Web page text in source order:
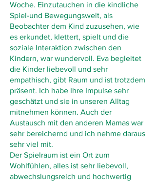
Woche. Einzutauchen in die kindliche
Spiel-und Bewegungswelt, als
Beobachter dem Kind zuzusehen, wie
es erkundet, klettert, spielt und die
soziale Interaktion zwischen den
Kindern, war wundervoll. Eva begleitet
die Kinder liebevoll und sehr
empathisch, gibt Raum und ist trotzdem
präsent. Ich habe Ihre Impulse sehr
geschätzt und sie in unseren Alltag
mitnehmen können. Auch der
Austausch mit den anderen Mamas war
sehr bereichernd und ich nehme daraus
sehr viel mit.
Der Spielraum ist ein Ort zum
Wohlfühlen, alles ist sehr liebevoll,
abwechslungsreich und hochwertig